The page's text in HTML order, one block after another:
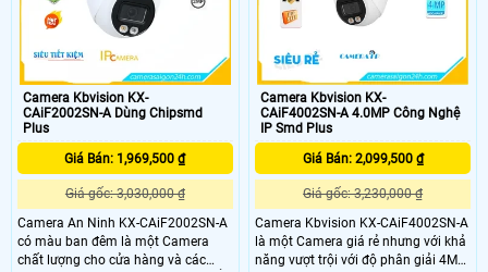
Camera Kbvision KX-
CAiF2002SN-A Dùng Chipsmd
Plus
Giá Bán: 1,969,500 ₫
Giá gốc: 3,030,000 ₫
Camera An Ninh KX-CAiF2002SN-A
có màu ban đêm là một Camera
chất lượng cho cửa hàng và các
Camera Kbvision KX-
CAiF4002SN-A 4.0MP Công Nghệ
IP Smd Plus
Giá Bán: 2,099,500 ₫
Giá gốc: 3,230,000 ₫
Camera Kbvision KX-CAiF4002SN-A
là một Camera giá rẻ nhưng với khả
năng vượt trội với độ phân giải 4MP